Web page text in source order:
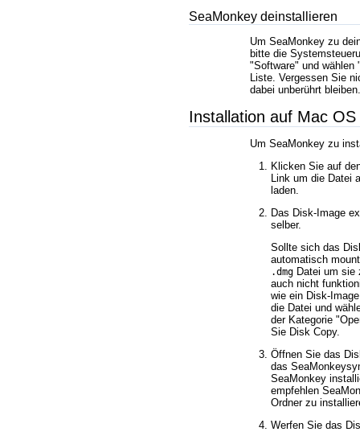
SeaMonkey deinstallieren
Um SeaMonkey zu
bitte die
Software
und wählen
Liste. Vergessen Sie
dabei unberührt bleiben.
Installation auf Mac OS
Um SeaMonkey zu
Klicken Sie auf
Link um die Datei
laden.
Das Disk-Image
selber.
Sollte sich das
automatisch
.dmgDatei um sie
auch nicht
wie ein Disk-
die Datei und
der Kategorie
Sie Disk Copy.
Öffnen Sie das
das
SeaMonkey
empfehlen
Ordner zu
Werfen Sie das